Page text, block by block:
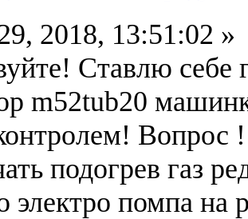
2018, 13:51:02 »
Ставлю себе
m52tub20
Вопрос
подогрев газ
электро помпа на